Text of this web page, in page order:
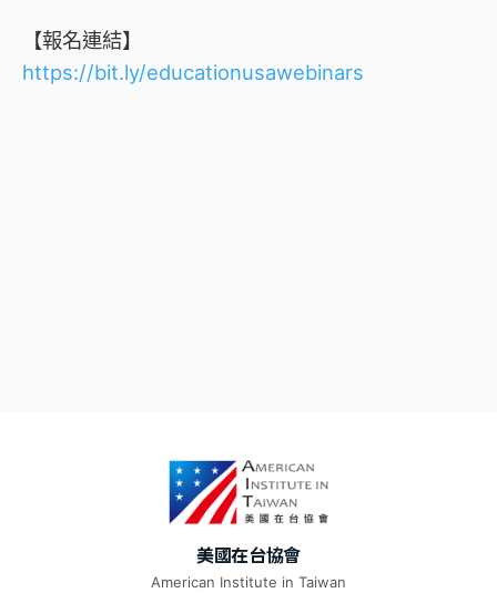
【報名連結】
https://bit.ly/educationusawebinars
美國在台協會
American Institute in Taiwan